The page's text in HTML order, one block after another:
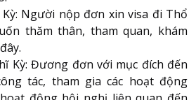
Người nộp đơn xin visa đi Thổ
thăm thân, tham quan, khám
Kỳ: Đương đơn với mục đích đến
tác, tham gia các hoạt động